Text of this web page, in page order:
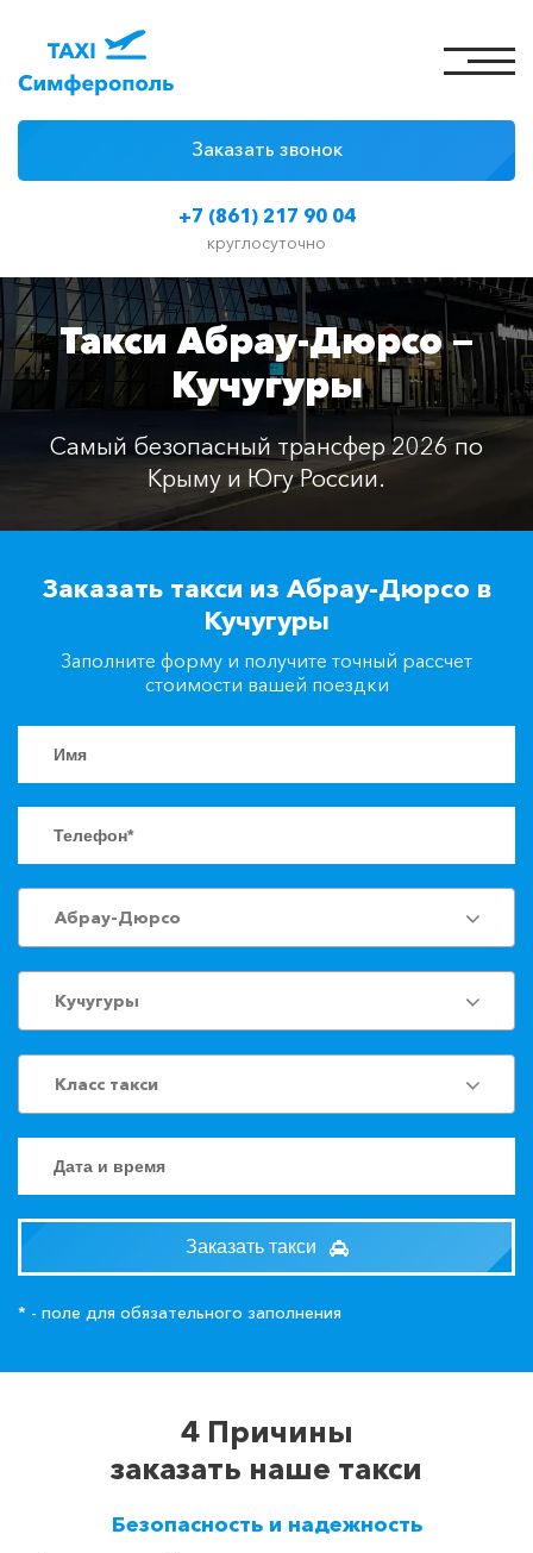
+7 (861) 217 90 04
круглосуточно
Заказать звонок
Цены на такси
Классы автомобилей
Отзывы
Контакты
+7(861)217-90-04
Заказать такси
Такси Абрау-Дюрсо —
Кучугуры
Самый безопасный трансфер 2026 по
Крыму и Югу России.
Заказать такси из Абрау-Дюрсо в
Кучугуры
Заполните форму и получите точный рассчет
стоимости вашей поездки
Абрау-Дюрсо
Кучугуры
Класс такси
Заказать такси
* - поле для обязательного заполнения
4 Причины
заказать наше такси
Безопасность и надежность